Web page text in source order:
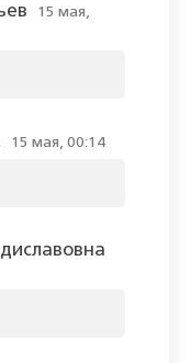
15 мая,
15 мая, 00:14